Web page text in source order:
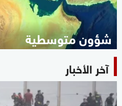
شؤون متوسطية
آخر الأخبار